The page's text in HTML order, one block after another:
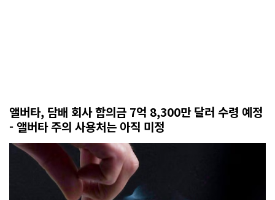
앨버타, 담배 회사 합의금 7억 8,300만 달러 수령 예정
- 앨버타 주의 사용처는 아직 미정